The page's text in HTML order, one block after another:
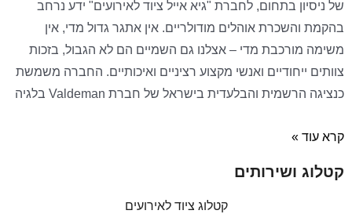
של ניסיון בתחום, לחברת "גיא אייל ציוד לאירועים" ידע נרחב
בהקמת והשכרת אוהלים מודולריים. אין אתגר גדול מדי, אין
משימה מורכבת מדי – אצלנו גם השמיים הם לא הגבול, בזכות
צוותים ייחודיים ואנשי מקצוע רציניים ואיכותיים. החברה משמשת
כנציגה הרשמית והבלעדית בישראל של חברת Valdeman בלגיה
קרא עוד »
קטלוג ושירותים
קטלוג ציוד לאירועים